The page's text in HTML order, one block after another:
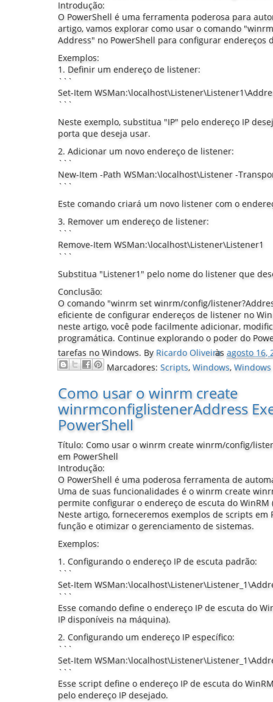
Introdução:
O PowerShell é uma ferramenta poderosa para
artigo, vamos explorar como usar o comando
Address" no PowerShell para configurar endereços
Exemplos:
1. Definir um endereço de listener:
```
Set-Item
```
Neste exemplo, substitua "IP" pelo endereço IP
porta que deseja usar.
2. Adicionar um novo endereço de listener:
```
New-Item -Path WSMan:\localhost\Listener -
```
Este comando criará um novo listener com o
3. Remover um endereço de listener:
```
Remove-Item WSMan:\localhost\Listener\Listener1
```
Substitua "Listener1" pelo nome do listener que
Conclusão:
O comando "winrm set winrm/config/
eficiente de configurar endereços de listener no
neste artigo, você pode facilmente adicionar,
programática. Continue explorando o poder do
tarefas no Windows. By Ricardo Oliveira
às agosto 16,
Marcadores: Scripts, Windows, Windows
Como usar o winrm create
winrmconfiglistenerAddress
PowerShell
Título: Como usar o winrm create winrm/config/
em PowerShell
Introdução:
O PowerShell é uma poderosa ferramenta de
Uma de suas funcionalidades é o winrm create
permite configurar o endereço de escuta do WinRM
Neste artigo, forneceremos exemplos de scripts em
função e otimizar o gerenciamento de sistemas.
Exemplos:
1. Configurando o endereço IP de escuta padrão:
```
Set-Item
```
Esse comando define o endereço IP de escuta do
IP disponíveis na máquina).
2. Configurando um endereço IP específico:
```
Set-Item
```
Esse script define o endereço IP de escuta do
pelo endereço IP desejado.